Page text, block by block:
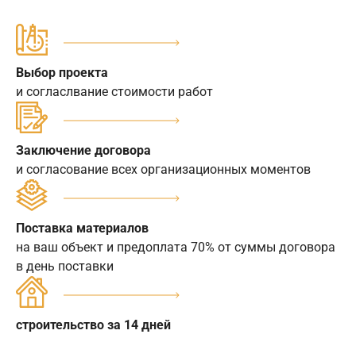
Выбор проекта
и согласлвание стоимости работ
Заключение договора
и согласование всех организационных моментов
Поставка материалов
на ваш объект и предоплата 70% от суммы договора
в день поставки
строительство за 14 дней